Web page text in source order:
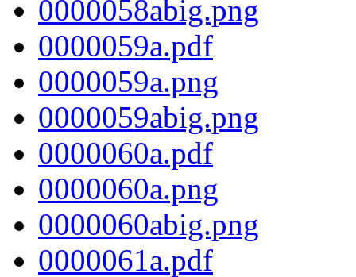
0000058abig.png
0000059a.pdf
0000059a.png
0000059abig.png
0000060a.pdf
0000060a.png
0000060abig.png
0000061a.pdf